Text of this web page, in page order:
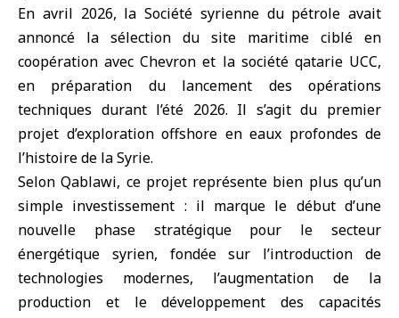
En avril 2026, la Société syrienne du pétrole avait
annoncé la sélection du site maritime ciblé en
coopération avec Chevron et la société qatarie UCC,
en préparation du lancement des opérations
techniques durant l’été 2026. Il s’agit du premier
projet d’exploration offshore en eaux profondes de
l’histoire de la Syrie.
Selon Qablawi, ce projet représente bien plus qu’un
simple investissement : il marque le début d’une
nouvelle phase stratégique pour le secteur
énergétique syrien, fondée sur l’introduction de
technologies modernes, l’augmentation de la
production et le développement des capacités